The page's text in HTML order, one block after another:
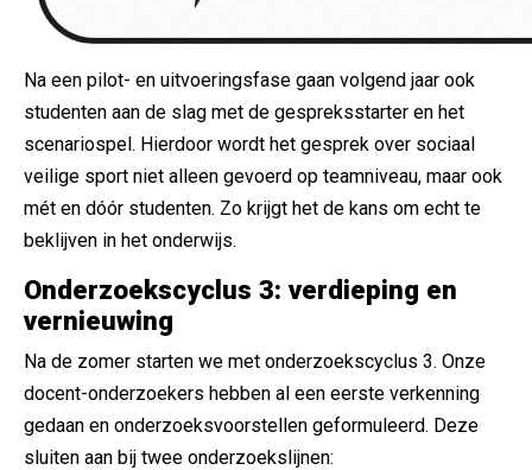
Na een pilot- en uitvoeringsfase gaan volgend jaar ook
studenten aan de slag met de gespreksstarter en het
scenariospel. Hierdoor wordt het gesprek over sociaal
veilige sport niet alleen gevoerd op teamniveau, maar ook
mét en dóór studenten. Zo krijgt het de kans om echt te
beklijven in het onderwijs.
Onderzoekscyclus 3: verdieping en
vernieuwing
Na de zomer starten we met onderzoekscyclus 3. Onze
docent-onderzoekers hebben al een eerste verkenning
gedaan en onderzoeksvoorstellen geformuleerd. Deze
sluiten aan bij twee onderzoekslijnen: